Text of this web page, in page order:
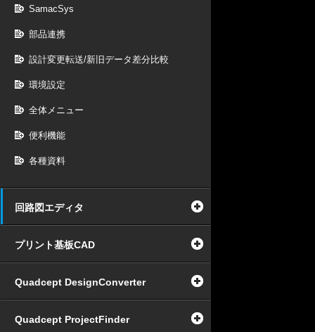
SamacSys
部品連携
設計変更転送/新旧データ差分比較
環境設定
全体メニュー
便利機能
各種資料
回路図エディタ
プリント基板CAD
Quadcept DesignConverter
Quadcept ProjectFinder